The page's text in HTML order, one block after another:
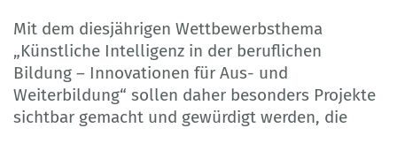
Mit dem diesjährigen Wettbewerbsthema
„Künstliche Intelligenz in der beruflichen
Bildung – Innovationen für Aus- und
Weiterbildung“ sollen daher besonders Projekte
sichtbar gemacht und gewürdigt werden, die